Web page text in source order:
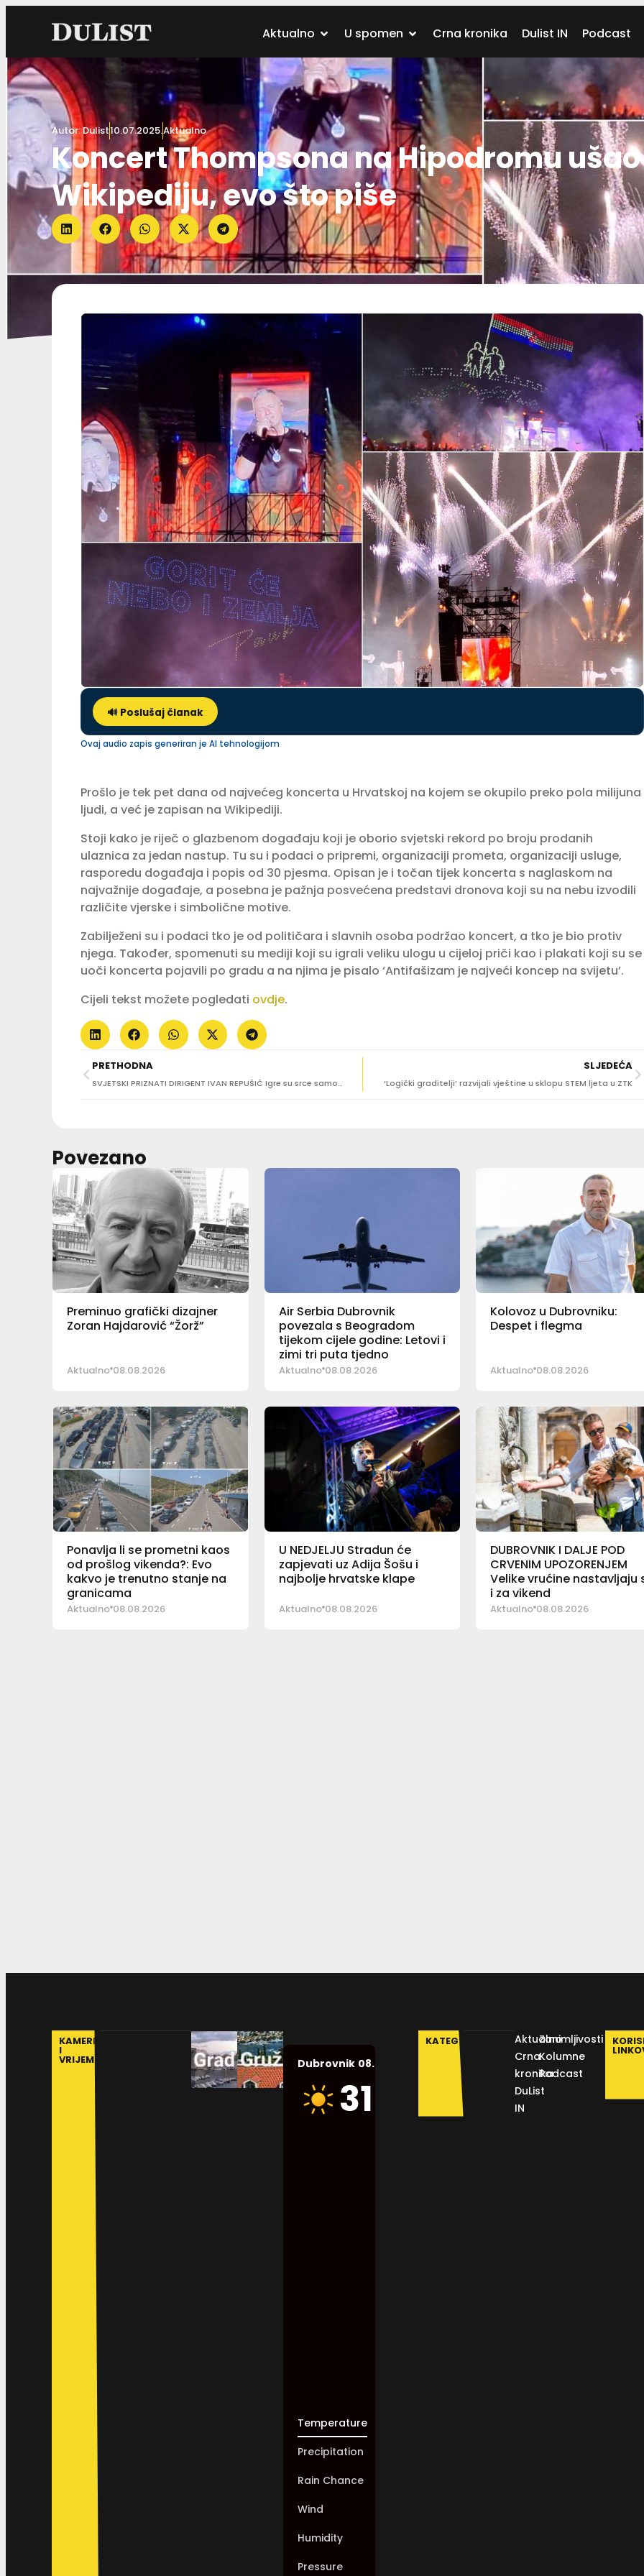
Aktualno U spomen Crna kronika Dulist IN Podcast
Autor:Dulist10.07.2025.Aktualno
Koncert Thompsona na Hipodromu
Wikipediju, evo što piše
🔊 Poslušaj članak
Ovaj audio zapis generiran je AI tehnologijom
Prošlo je tek pet dana od najvećeg koncerta u Hrvatskoj na kojem se okupilo preko pola milijuna
ljudi, a već je zapisan na Wikipediji.
Stoji kako je riječ o glazbenom događaju koji je oborio svjetski rekord po broju prodanih
ulaznica za jedan nastup. Tu su i podaci o pripremi, organizaciji prometa, organizaciji usluge,
rasporedu događaja i popis od 30 pjesma. Opisan je i točan tijek koncerta s naglaskom na
najvažnije događaje, a posebna je pažnja posvećena predstavi dronova koji su na nebu izvodili
različite vjerske i simbolične motive.
Zabilježeni su i podaci tko je od političara i slavnih osoba podržao koncert, a tko je bio protiv
njega. Također, spomenuti su mediji koji su igrali veliku ulogu u cijeloj priči kao i plakati koji su se
uoči koncerta pojavili po gradu a na njima je pisalo ‘Antifašizam je najveći koncep na svijetu’.
Cijeli tekst možete pogledati ovdje.
PRETHODNA
SVJETSKI PRIZNATI DIRIGENT IVAN REPUŠIĆ Igre su srce samog Dubrovnika u kojem na jedan čaroban način progovara, kroz umjetnost, sam Grad!
SLJEDEĆA
‘Logički graditelji’ razvijali vještine u sklopu STEM ljeta u ZTK
Povezano
Preminuo grafički dizajner
Zoran Hajdarović “Žorž”
Aktualno 08.08.2026
Air Serbia Dubrovnik
povezala s Beogradom
tijekom cijele godine: Letovi i
zimi tri puta tjedno
Aktualno 08.08.2026
Kolovoz u Dubrovniku:
Despet i flegma
Aktualno 08.08.2026
Ponavlja li se prometni kaos
od prošlog vikenda?: Evo
kakvo je trenutno stanje na
granicama
Aktualno 08.08.2026
U NEDJELJU Stradun će
zapjevati uz Adija Šošu i
najbolje hrvatske klape
Aktualno 08.08.2026
DUBROVNIK I DALJE POD
CRVENIM UPOZORENJEM
Velike vrućine nastavljaju
i za vikend
Aktualno 08.08.2026
KAMERE
I
VRIJEME Dubrovnik 08.08.2026.
31
Humidity:
Temperature
Precipitation
Rain Chance
Wind
Humidity
Pressure
KATEGORIJE
Aktualno
Crna
kronika
DuList
IN
Zanimljivosti
Kolumne
Podcast